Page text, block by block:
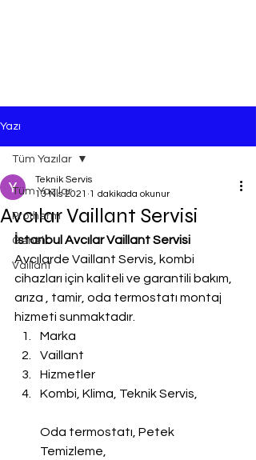
Yazı
Tüm Yazılar
Protherm
Genel
Vaillant
Tüm Yazılar
Avcılar Vaillant Servisi
Teknik Servis
13 Nis 2021 1 dakikada okunur
İstanbul Avcılar Vaillant Servisi
Avcılarde Vaillant Servis, kombi
cihazları için kaliteli ve garantili bakım,
arıza , tamir, oda termostatı montaj
hizmeti sunmaktadır.
Marka
Vaillant
Hizmetler
Kombi, Klima, Teknik Servis,
Oda termostatı, Petek
Temizleme,